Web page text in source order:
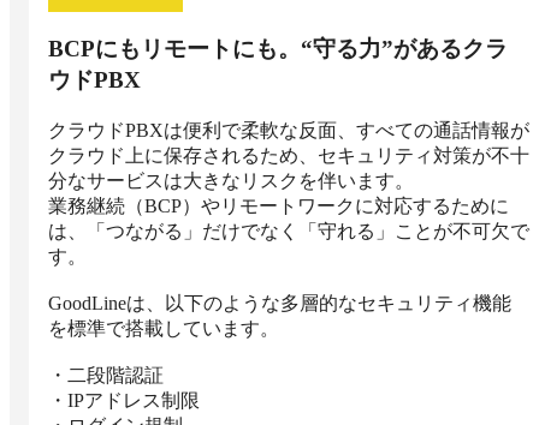
BCPにもリモートにも。“守る力”があるクラ
ウドPBX
クラウドPBXは便利で柔軟な反面、すべての通話情報が
クラウド上に保存されるため、セキュリティ対策が不十
分なサービスは大きなリスクを伴います。
業務継続（BCP）やリモートワークに対応するために
は、「つながる」だけでなく「守れる」ことが不可欠で
す。
GoodLineは、以下のような多層的なセキュリティ機能
を標準で搭載しています。
・二段階認証
・IPアドレス制限